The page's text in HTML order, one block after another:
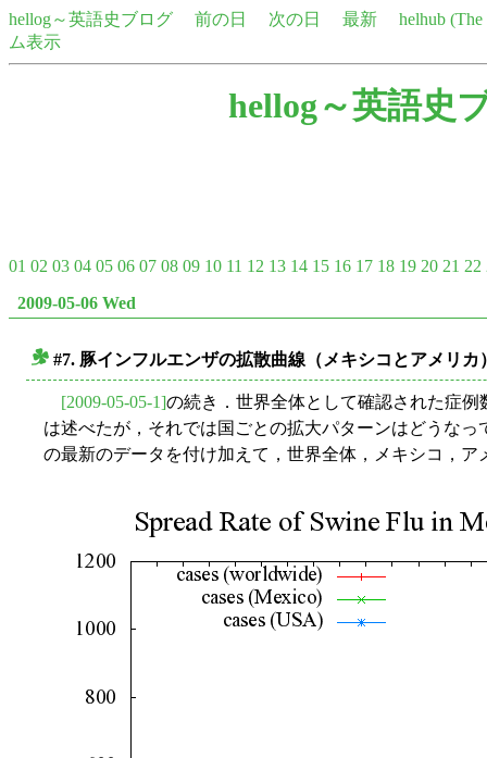
hellog～英語史ブログ 前の日 次の日 最新
helhub
ム表示
hellog～英語史
01 02 03 04 05 06 07 08 09 10 11 12 13 14 15 16 17 18 19 20 21 22
2009-05-06 Wed
#7. 豚インフルエンザの拡散曲線（メキシコとアメリカ
[2009-05-05-1]の続き．世界全体として確認された症
は述べたが，それでは国ごとの拡大パターンはどうなっ
の最新のデータを付け加えて，世界全体，メキシコ，